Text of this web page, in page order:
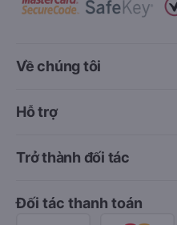
Về chúng tôi
Hỗ trợ
Trở thành đối tác
Đối tác thanh toán